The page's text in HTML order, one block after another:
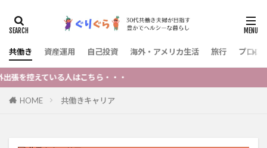
共働き 資産運用 自己投資 海外・アメリカ生活 旅行 プロフ
えている人はこちら・・・
HOME 共働きキャリア